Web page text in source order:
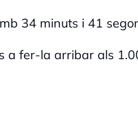
34 minuts i 41
a fer-la arribar als